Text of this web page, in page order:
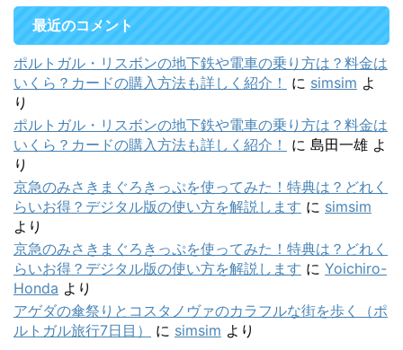
最近のコメント
ポルトガル・リスボンの地下鉄や電車の乗り方は？料金は
いくら？カードの購入方法も詳しく紹介！
に simsim よ
り
ポルトガル・リスボンの地下鉄や電車の乗り方は？料金は
いくら？カードの購入方法も詳しく紹介！
に 島田一雄 よ
り
京急のみさきまぐろきっぷを使ってみた！特典は？どれく
らいお得？デジタル版の使い方を解説します に simsim
より
京急のみさきまぐろきっぷを使ってみた！特典は？どれく
らいお得？デジタル版の使い方を解説します に Yoichiro-
Honda より
アゲダの傘祭りとコスタノヴァのカラフルな街を歩く（ポ
ルトガル旅行7日目）
に simsim より